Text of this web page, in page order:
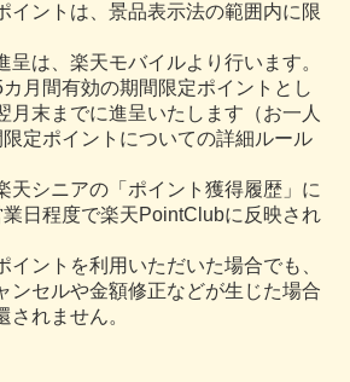
イントは、景品表示法の範囲内に限
は、楽天モバイルより行います。
月間有効の期間限定ポイントとし
月末までに進呈いたします（お一人
定ポイントについての詳細ルール
天シニアの「ポイント獲得履歴」に
日程度で楽天PointClubに反映され
ントを利用いただいた場合でも、
ンセルや金額修正などが生じた場合
されません。